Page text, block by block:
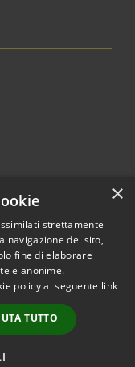
© 2026 • Comune di
d'Artico • Powered by
•
Accesso
redazione
×
strettamente
navigazione del sito,
fine di elaborare
e anonime.
policy al seguente link
TUTTO